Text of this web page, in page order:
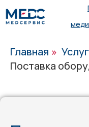
Главная »
Поставка